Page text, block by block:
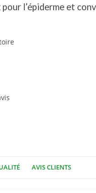
l’épiderme et
AVIS CLIENTS